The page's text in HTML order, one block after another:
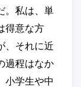
。私は、単
得意な方
、それに近
過程はなか
小学生や中